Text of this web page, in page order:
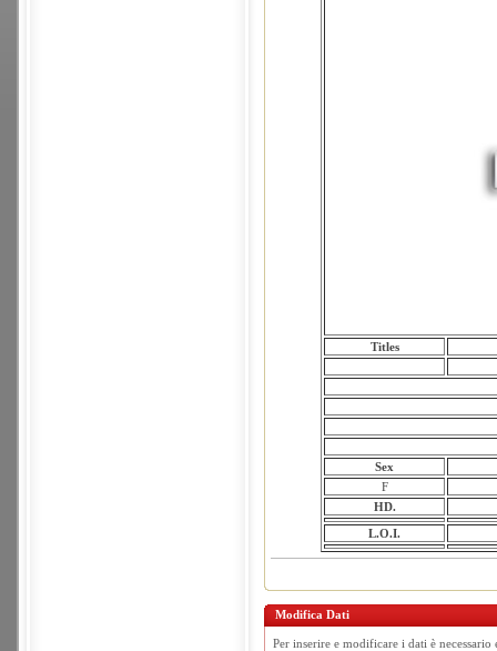
Titles
Sex
F
HD.
L.O.I.
Modifica Dati
Per inserire e modificare i dati è necessario